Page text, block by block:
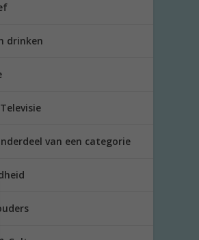
drinken
van een categorie